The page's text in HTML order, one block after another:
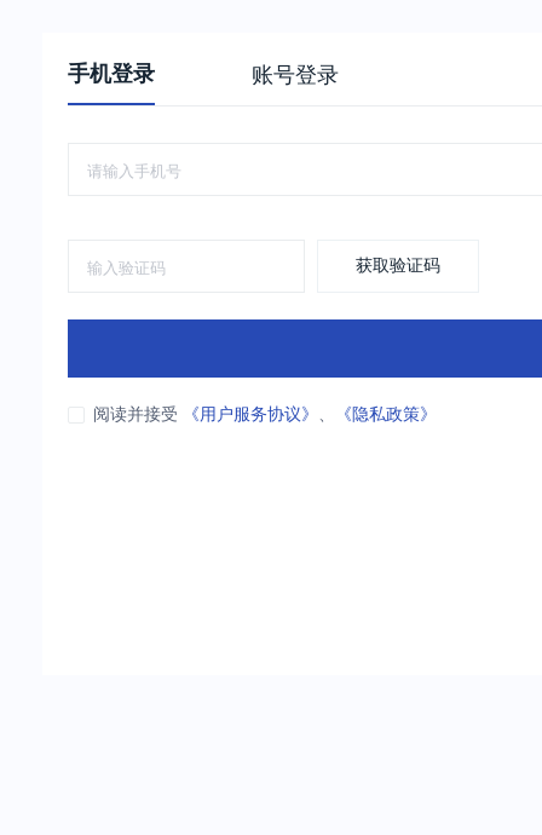
手机登录 账号登录
获取验证码
阅读并接受 《用户服务协议》 、 《隐私政策》